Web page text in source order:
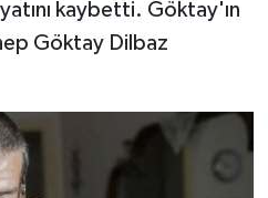
kaybetti. Göktay'ın
Göktay Dilbaz